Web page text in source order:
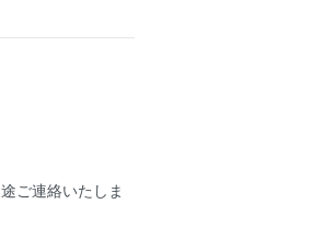
ご連絡いたしま